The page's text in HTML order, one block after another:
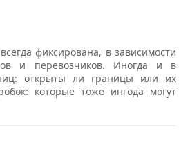
фиксирована, в зависимости
и перевозчиков. Иногда и в
открыты ли границы или их
которые тоже ингода могут